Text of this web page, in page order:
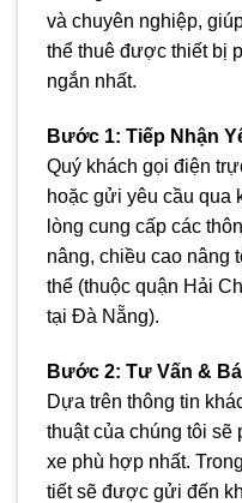
và chuyên nghiệp,
thể thuê được thiết bị
ngắn nhất.
Bước 1: Tiếp Nhận
Quý khách gọi điện
hoặc gửi yêu cầu qua
lòng cung cấp các
nâng, chiều cao nâng
thể (thuộc quận Hải
tại Đà Nẵng).
Bước 2: Tư Vấn &
Dựa trên thông tin
thuật của chúng tôi sẽ
xe phù hợp nhất.
tiết sẽ được gửi đến